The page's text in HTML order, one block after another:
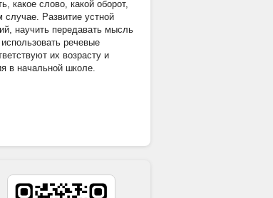
какое слово, какой оборот,
случае. Развитие устной
научить передавать мысль
речевые
их возрасту и
в начальной школе.